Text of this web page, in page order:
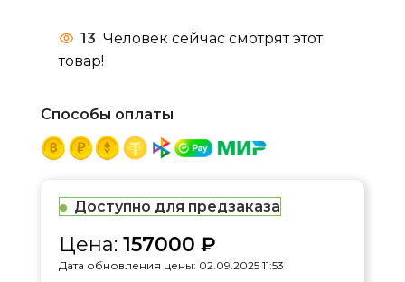
13 Человек сейчас смотрят этот
товар!
Способы оплаты
Доступно для предзаказа
Цена: 157000 ₽
Дата обновления цены: 02.09.2025 11:53